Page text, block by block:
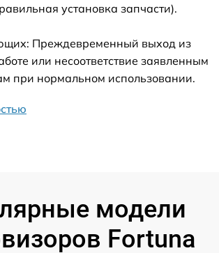
установка запчасти).
Преждевременный выход из
или несоответствие заявленным
при нормальном использовании.
модели
Fortuna